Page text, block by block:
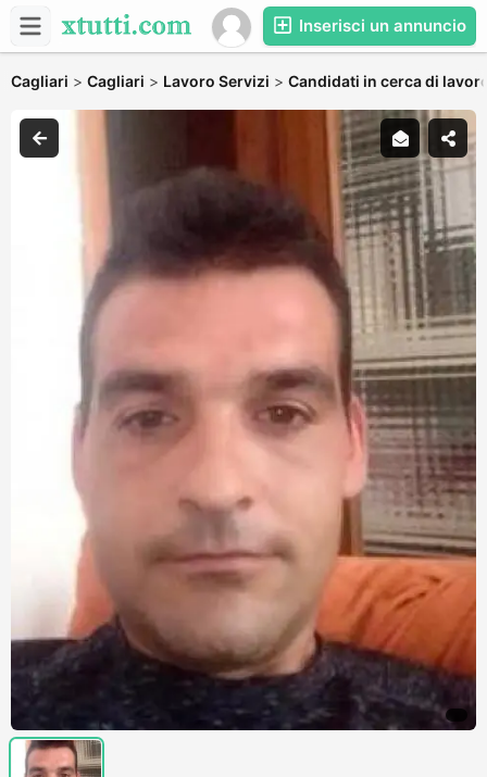
Inserisci un annuncio
Cagliari > Cagliari > Lavoro Servizi > Candidati in cerca di